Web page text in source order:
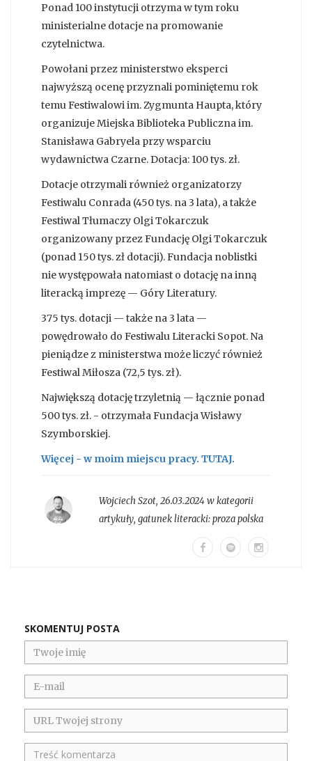
Ponad 100 instytucji otrzyma w tym roku
ministerialne dotacje na promowanie
czytelnictwa.
Powołani przez ministerstwo eksperci
najwyższą ocenę przyznali pominiętemu rok
temu Festiwalowi im. Zygmunta Haupta, który
organizuje Miejska Biblioteka Publiczna im.
Stanisława Gabryela przy wsparciu
wydawnictwa Czarne. Dotacja: 100 tys. zł.
Dotacje otrzymali również organizatorzy
Festiwalu Conrada (450 tys. na 3 lata), a także
Festiwal Tłumaczy Olgi Tokarczuk
organizowany przez Fundację Olgi Tokarczuk
(ponad 150 tys. zł dotacji). Fundacja noblistki
nie występowała natomiast o dotację na inną
literacką imprezę — Góry Literatury.
375 tys. dotacji — także na 3 lata —
powędrowało do Festiwalu Literacki Sopot. Na
pieniądze z ministerstwa może liczyć również
Festiwal Miłosza (72,5 tys. zł).
Największą dotację trzyletnią — łącznie ponad
500 tys. zł. - otrzymała Fundacja Wisławy
Szymborskiej.
Więcej - w moim miejscu pracy. TUTAJ.
Wojciech Szot, 26.03.2024 w kategorii
artykuły, gatunek literacki:proza polska
SKOMENTUJ POSTA